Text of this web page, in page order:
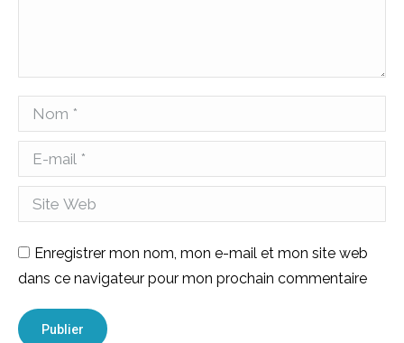
Nom *
E-mail *
Site Web
Enregistrer mon nom, mon e-mail et mon site web
dans ce navigateur pour mon prochain commentaire
Publier